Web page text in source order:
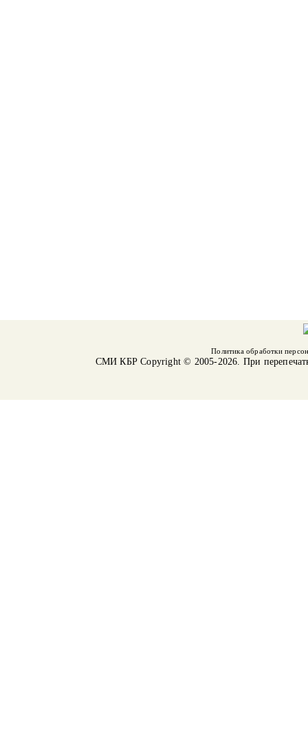
Политика обработки
СМИ КБРCopyright © 2005-2026. При